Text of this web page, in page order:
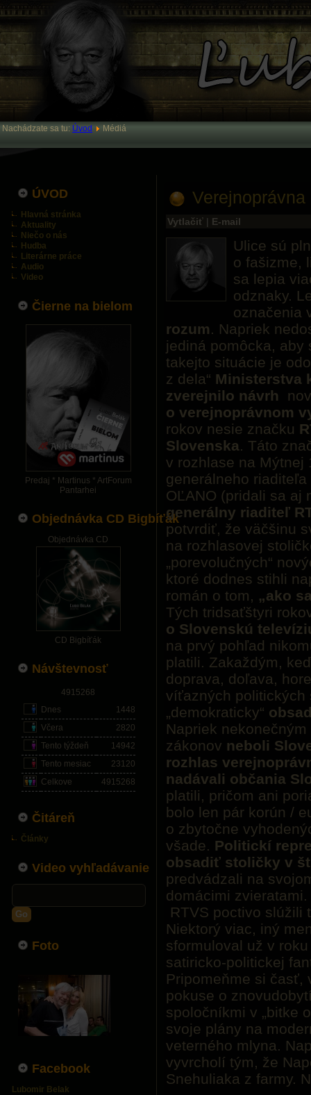
Nachádzate sa tu: Úvod Médiá
ÚVOD
Hlavná stránka
Aktuality
Niečo o nás
Hudba
Literárne práce
Audio
Video
Čierne na bielom
Predaj * Martinus * ArtForum
Pantarhei
Objednávka CD Bigbíťák
Objednávka CD
CD Bigbíťák
Návštevnosť
4915268
Dnes
1448
Včera
2820
Tento týždeň
14942
Tento mesiac
23120
Celkove
4915268
Čitáreň
Články
Video vyhľadávanie
Go
Foto
Facebook
Lubomir Belak
Verejnoprávna
Vytlačiť | E-mail
Ulice sú
o fašizme,
sa lepia
odznaky.
označenia
rozum. Napriek
jediná pomôcka,
takejto situácie je
z dela“ Ministerstva
zverejnilo návrh
o verejnoprávnom
rokov nesie značku
Slovenska. Táto
v rozhlase na Mýtnej
generálneho
OĽANO (pridali sa
generálny riaditeľ
potvrdiť, že väčšinu
na rozhlasovej
„porevolučných“
ktoré dodnes stihli
román o tom, „ako
Tých tridsaťštyri
o Slovenskú
na prvý pohľad
platili. Zakaždým,
doprava, doľava,
víťazných politických
„demokraticky“
Napriek
zákonov neboli
rozhlas
nadávali občania
platili, pričom ani
bolo len pár korún /
o zbytočne
všade. Politickí
obsadiť stoličky v
predvádzali na
domácimi
RTVS poctivo slúžili
Niektorý viac, iný
sformuloval už v
satiricko-politickej
Pripomeňme si časť,
pokuse o
spoločníkmi v „bitke
svoje plány na
veterného mlyna.
vyvrcholí tým, že
Snehuliaka z farmy.